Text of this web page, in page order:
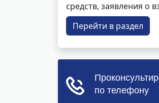
средств, заявления о
Перейти в раздел